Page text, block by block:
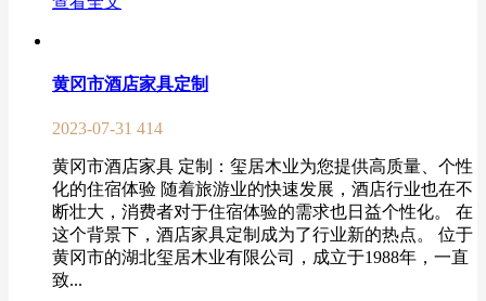
黄冈市酒店家具定制
2023-07-31 414
黄冈市酒店家具 定制：玺居木业为您提供高质量、个性
化的住宿体验 随着旅游业的快速发展，酒店行业也在不
断壮大，消费者对于住宿体验的需求也日益个性化。 在
这个背景下，酒店家具定制成为了行业新的热点。 位于
黄冈市的湖北玺居木业有限公司，成立于1988年，一直
致...